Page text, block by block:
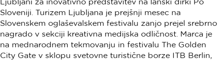
Sloveniji. Turizem Ljubljana je prejšnji mesec na
Slovenskem oglaševalskem festivalu zanjo prejel srebrno
nagrado v sekciji kreativna medijska odličnost. Marca je
na mednarodnem tekmovanju in festivalu The Golden
City Gate v sklopu svetovne turistične borze ITB Berlin,